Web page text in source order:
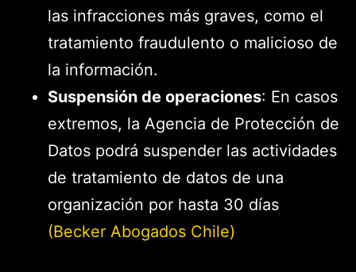
las infracciones más graves, como el
tratamiento fraudulento o malicioso de
la información.
Suspensión de operaciones: En casos
extremos, la Agencia de Protección de
Datos podrá suspender las actividades
de tratamiento de datos de una
organización por hasta 30 días​
(Becker Abogados Chile)